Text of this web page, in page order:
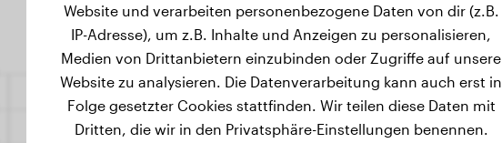
Website und verarbeiten personenbezogene Daten von dir (z.B.
IP-Adresse), um z.B. Inhalte und Anzeigen zu personalisieren,
Medien von Drittanbietern einzubinden oder Zugriffe auf unsere
Website zu analysieren. Die Datenverarbeitung kann auch erst in
Folge gesetzter Cookies stattfinden. Wir teilen diese Daten mit
Dritten, die wir in den Privatsphäre-Einstellungen benennen.